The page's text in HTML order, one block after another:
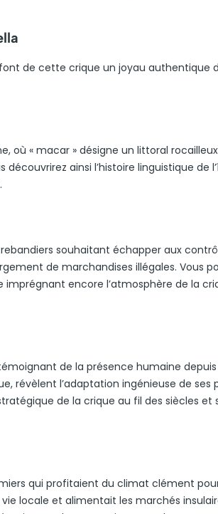
de cette crique un joyau authentique
où « macar » désigne un littoral
ainsi l’histoire linguistique de
souhaitant échapper aux
de marchandises illégales. Vous
encore l’atmosphère de la
de la présence humaine depuis
révèlent l’adaptation ingénieuse de ses
de la crique au fil des siècles et
qui profitaient du climat clément
locale et alimentait les marchés